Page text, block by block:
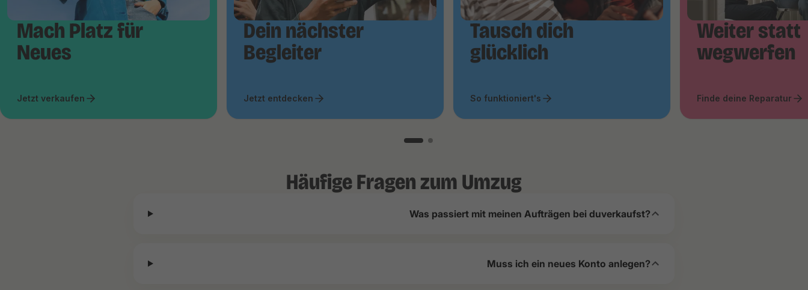
Mach Platz für
Neues
Jetzt verkaufen
Dein nächster
Begleiter
Jetzt entdecken
Tausch dich
glücklich
So funktioniert's
Weiter statt
wegwerfen
Finde deine Reparatur
Häufige Fragen zum Umzug
Was passiert mit meinen Aufträgen bei duverkaufst?
Muss ich ein neues Konto anlegen?